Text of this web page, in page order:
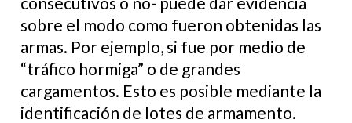
sobre el modo como fueron obtenidas las
armas. Por ejemplo, si fue por medio de
“tráfico hormiga” o de grandes
cargamentos. Esto es posible mediante la
identificación de lotes de armamento.